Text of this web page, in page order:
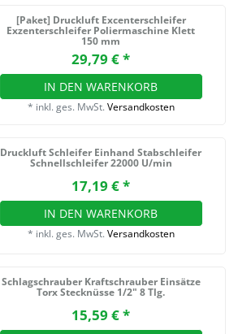
[Paket] Druckluft Excenterschleifer
Exzenterschleifer Poliermaschine Klett
150 mm
29,79 € *
IN DEN WARENKORB
* inkl. ges. MwSt. Versandkosten
Druckluft Schleifer Einhand Stabschleifer
Schnellschleifer 22000 U/min
17,19 € *
IN DEN WARENKORB
* inkl. ges. MwSt. Versandkosten
Schlagschrauber Kraftschrauber Einsätze
Torx Stecknüsse 1/2" 8 Tlg.
15,59 € *